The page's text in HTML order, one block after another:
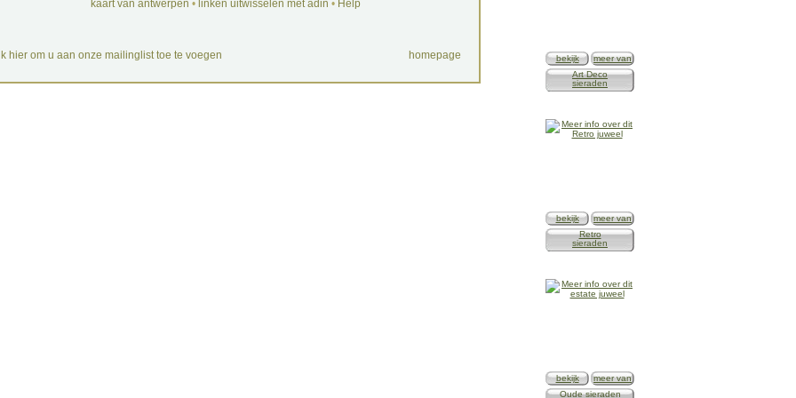
kaart van antwerpen • linken uitwisselen met adin • Help
hier om u aan onze mailinglist toe te voegen homepage bekijk
meer van
Art Deco
sieraden
bekijk
meer van
Retro
sieraden
bekijk
meer van
Oude sieraden